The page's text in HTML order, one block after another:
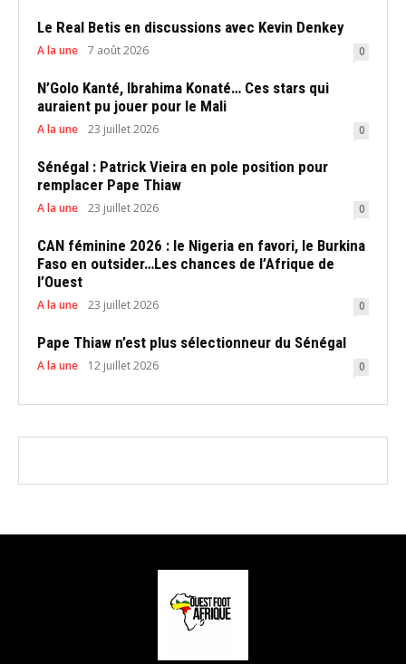
Le Real Betis en discussions avec Kevin Denkey
A la une 7 août 2026 0
N’Golo Kanté, Ibrahima Konaté… Ces stars qui
auraient pu jouer pour le Mali
A la une 23 juillet 2026 0
Sénégal : Patrick Vieira en pole position pour
remplacer Pape Thiaw
A la une 23 juillet 2026 0
CAN féminine 2026 : le Nigeria en favori, le Burkina
Faso en outsider…Les chances de l’Afrique de
l’Ouest
A la une 23 juillet 2026 0
Pape Thiaw n’est plus sélectionneur du Sénégal
A la une 12 juillet 2026 0